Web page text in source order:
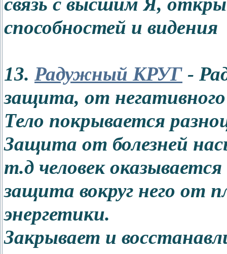
способностей и видения
13. Радужный КРУГ -
защита, от
Тело покрывается
Защита от болезней
т.д человек
защита вокруг него от
энергетики.
Закрывает и